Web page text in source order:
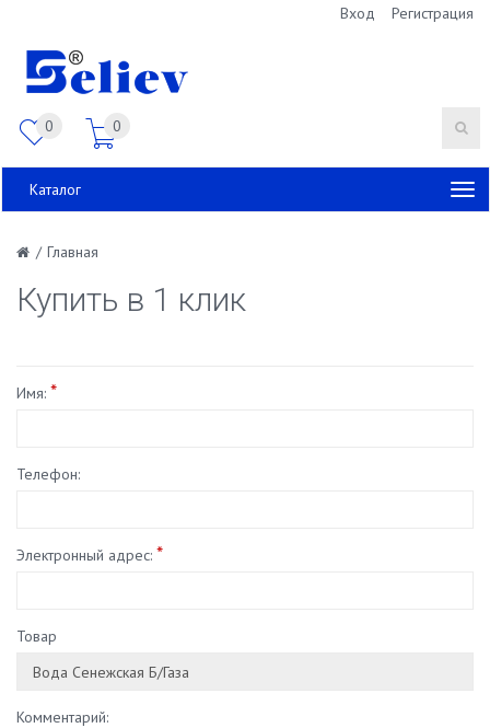
Вход Регистрация
0 0
Каталог
/ Главная
Купить в 1 клик
Имя: *
Телефон:
Электронный адрес: *
Товар
Комментарий: